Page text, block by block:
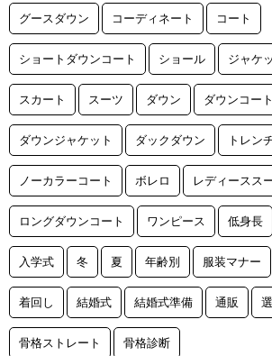
グースダウン コーディネート コート
ショートダウンコート ショール ジャケ
スカート スーツ ダウン ダウンコート
ダウンジャケット ダックダウン トレン
ノーカラーコート ボレロ レディースス
ロングダウンコート ワンピース 低身長
入学式 冬 夏 年齢別 服装マナー
着回し 結婚式 結婚式準備 通販
骨格ストレート 骨格診断